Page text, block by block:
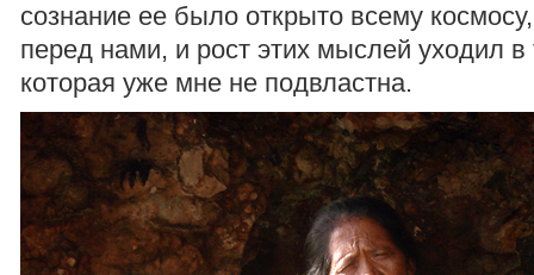
сознание ее было открыто всему
перед нами, и рост этих мыслей уходил
которая уже мне не подвластна.